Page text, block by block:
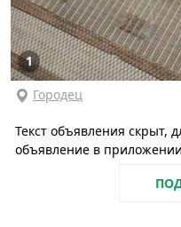
1
Городец
Текст объявления скрыт,
объявление в